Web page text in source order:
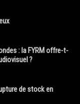
: la FYRM offre-t-
?
de stock en